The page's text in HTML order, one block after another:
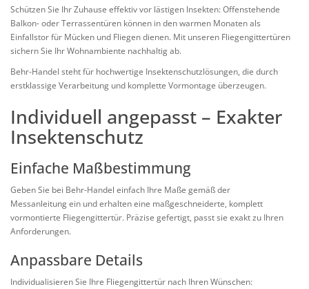
Schützen Sie Ihr Zuhause effektiv vor lästigen Insekten: Offenstehende
Balkon- oder Terrassentüren können in den warmen Monaten als
Einfallstor für Mücken und Fliegen dienen. Mit unseren Fliegengittertüren
sichern Sie Ihr Wohnambiente nachhaltig ab.
Behr-Handel steht für hochwertige Insektenschutzlösungen, die durch
erstklassige Verarbeitung und komplette Vormontage überzeugen.
Individuell angepasst – Exakter
Insektenschutz
Einfache Maßbestimmung
Geben Sie bei Behr-Handel einfach Ihre Maße gemäß der
Messanleitung ein und erhalten eine maßgeschneiderte, komplett
vormontierte Fliegengittertür. Präzise gefertigt, passt sie exakt zu Ihren
Anforderungen.
Anpassbare Details
Individualisieren Sie Ihre Fliegengittertür nach Ihren Wünschen: